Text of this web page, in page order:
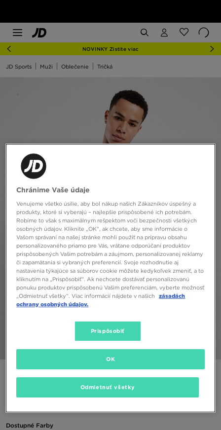
NOVINKY Zistite viac
JD Sports Muži Oblečenie Tričká
16,00 €
Dostupné Farby
Chránime Vaše údaje
Venujeme všetko úsilie, aby bol nákup našich Zákazníkov úspešný a
produkty, ktoré si vyberajú – najlepšie prispôsobené ich potrebám.
Robíme to však s maximálnym rešpektom voči bezpečnosti všetkých
osobných údajov. Kliknite „OK”, ak chcete, aby sme informácie o
Vašom správaní na našej stránke mohli použiť na prípravu obsahu
personalizovaného priamo pre Vás, vrátane odporúčaní produktov
prispôsobených Vašim potrebám a záujmom, personalizovanej reklamy
či zapamätania si vybraných preferencií. Svoje rozhodnutie aj
nastavenia týkajúce sa súborov cookie môžete kedykoľvek zmeniť, a to
kliknutím na „Prispôsobiť”. Ak nechcete dostávať personalizovanú
ponuku produktov prispôsobenú Vašim preferenciám, vyberte možnosť
„Odmietnuť všetky”. Viac informácií nájdete v našich
zásadách
ochrany osobných údajov.
Prispôsobiť
Odmietnuť všetky
OK